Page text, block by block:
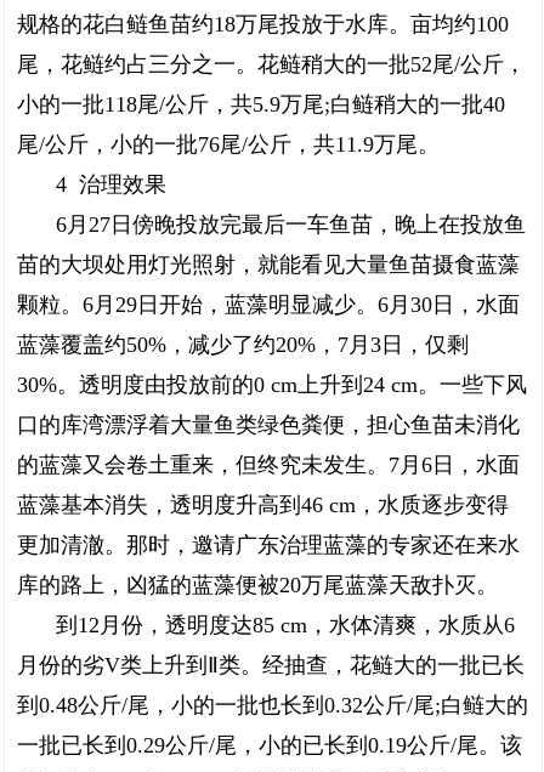
规格的花白鲢鱼苗约18万尾投放于水库。亩均约100
尾，花鲢约占三分之一。花鲢稍大的一批52尾/公斤，
小的一批118尾/公斤，共5.9万尾;白鲢稍大的一批40
尾/公斤，小的一批76尾/公斤，共11.9万尾。
4 治理效果
6月27日傍晚投放完最后一车鱼苗，晚上在投放鱼
苗的大坝处用灯光照射，就能看见大量鱼苗摄食蓝藻
颗粒。6月29日开始，蓝藻明显减少。6月30日，水面
蓝藻覆盖约50%，减少了约20%，7月3日，仅剩
30%。透明度由投放前的0 cm上升到24 cm。一些下风
口的库湾漂浮着大量鱼类绿色粪便，担心鱼苗未消化
的蓝藻又会卷土重来，但终究未发生。7月6日，水面
蓝藻基本消失，透明度升高到46 cm，水质逐步变得
更加清澈。那时，邀请广东治理蓝藻的专家还在来水
库的路上，凶猛的蓝藻便被20万尾蓝藻天敌扑灭。
到12月份，透明度达85 cm，水体清爽，水质从6
月份的劣V类上升到Ⅱ类。经抽查，花鲢大的一批已长
到0.48公斤/尾，小的一批也长到0.32公斤/尾;白鲢大的
一批已长到0.29公斤/尾，小的已长到0.19公斤/尾。该